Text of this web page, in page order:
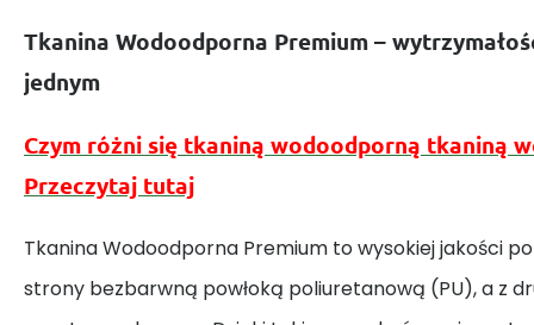
Tkanina Wodoodporna Premium –
jednym
Czym różni się tkaniną wodoodporną tkaniną
Przeczytaj tutaj
Tkanina Wodoodporna Premium to wysokiej jakości
strony bezbarwną powłoką poliuretanową (PU), a z